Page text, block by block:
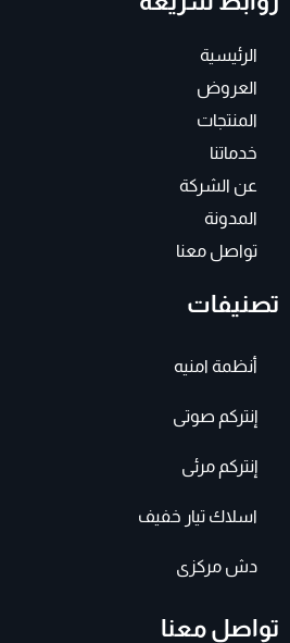
الرئيسية
العروض
المنتجات
خدماتنا
عن الشركة
المدونة
تواصل معنا
تصنيفات
أنظمة امنيه
إنتركم صوتى
إنتركم مرئى
اسلاك تيار خفيف
دش مركزى
تواصل معنا